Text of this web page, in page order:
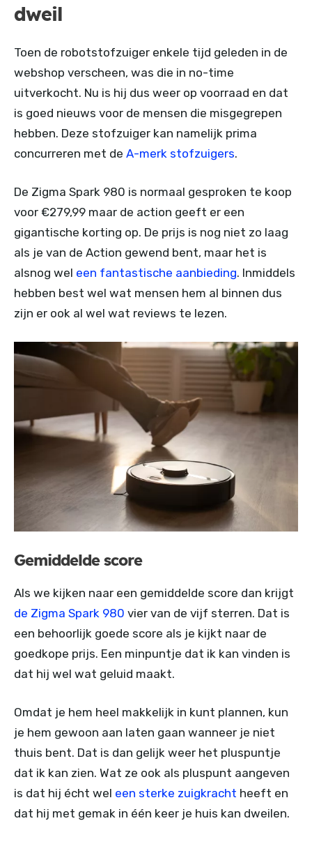
dweil
Toen de robotstofzuiger enkele tijd geleden in de
webshop verscheen, was die in no-time
uitverkocht. Nu is hij dus weer op voorraad en dat
is goed nieuws voor de mensen die misgegrepen
hebben. Deze stofzuiger kan namelijk prima
concurreren met de A-merk stofzuigers.
De Zigma Spark 980 is normaal gesproken te koop
voor €279,99 maar de action geeft er een
gigantische korting op. De prijs is nog niet zo laag
als je van de Action gewend bent, maar het is
alsnog wel een fantastische aanbieding. Inmiddels
hebben best wel wat mensen hem al binnen dus
zijn er ook al wel wat reviews te lezen.
Gemiddelde score
Als we kijken naar een gemiddelde score dan krijgt
de Zigma Spark 980 vier van de vijf sterren. Dat is
een behoorlijk goede score als je kijkt naar de
goedkope prijs. Een minpuntje dat ik kan vinden is
dat hij wel wat geluid maakt.
Omdat je hem heel makkelijk in kunt plannen, kun
je hem gewoon aan laten gaan wanneer je niet
thuis bent. Dat is dan gelijk weer het pluspuntje
dat ik kan zien. Wat ze ook als pluspunt aangeven
is dat hij écht wel een sterke zuigkracht heeft en
dat hij met gemak in één keer je huis kan dweilen.